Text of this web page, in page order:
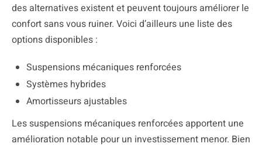
des alternatives existent et peuvent toujours améliorer le
confort sans vous ruiner. Voici d’ailleurs une liste des
options disponibles :
Suspensions mécaniques renforcées
Systèmes hybrides
Amortisseurs ajustables
Les suspensions mécaniques renforcées apportent une
amélioration notable pour un investissement menor. Bien